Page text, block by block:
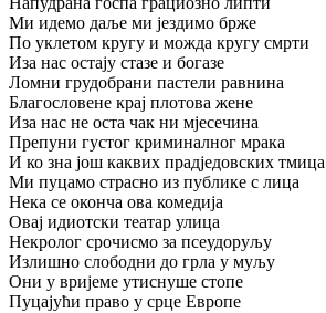
Ми идемо даље ми јездимо брже
По уклетом кругу и можда кругу смрти
Иза нас остају стазе и богазе
Ломни грудобрани пастели равнина
Благословене крај плотова жене
Иза нас не оста чак ни мјесечина
Препуни густог криминалног мрака
И ко зна још каквих прадједовских тмица
Ми пуцамо страсно из публике с лица
Нека се оконча ова комедија
Овај идиотски театар улица
Некролог срочисмо за псеудоруљу
Излишно слободни до грла у муљу
Они у вријеме утиснуше стопе
Пуцајући право у срце Европе